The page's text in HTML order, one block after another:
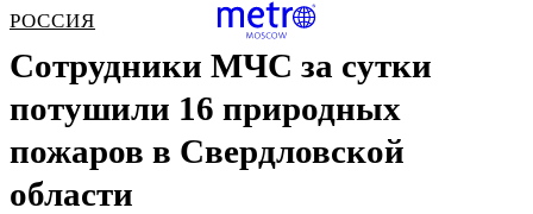
РОССИЯ
Сотрудники МЧС за сутки
потушили 16 природных
пожаров в Свердловской
области